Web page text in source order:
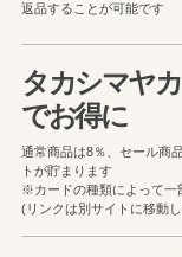
返品することが可能です
タカシマヤ
でお得に
通常商品は8％、セール商
トが貯まります
※カードの種類によって一
(リンクは別サイトに移動